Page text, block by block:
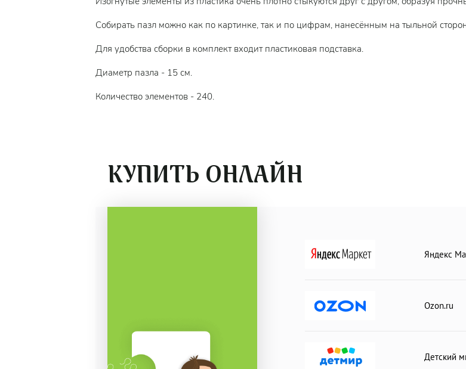
Собирать пазл можно как по картинке, так и по цифрам, нанесённым на тыльной
Для удобства сборки в комплект входит пластиковая подставка.
Диаметр пазла - 15 см.
Количество элементов - 240.
КУПИТЬ ОНЛАЙН
Яндекс
Ozon.ru
Детский